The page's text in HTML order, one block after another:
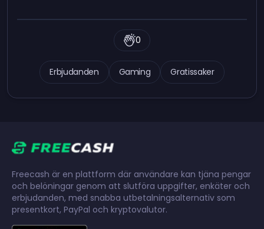
Erbjudanden Gaming Gratissaker
0
Freecash är en plattform där användare kan tjäna pengar
och belöningar genom att slutföra uppgifter, enkäter och
erbjudanden, med snabba utbetalningsalternativ som
presentkort, PayPal och kryptovalutor.